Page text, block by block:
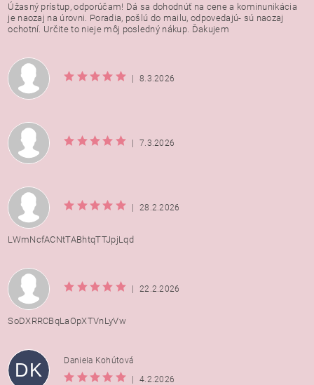
Úžasný prístup, odporúčam! Dá sa dohodnúť na cene a kominunikácia
je naozaj na úrovni. Poradia, pošlú do mailu, odpovedajú- sú naozaj
ochotní. Určite to nieje môj posledný nákup. Ďakujem
| 8.3.2026
| 7.3.2026
| 28.2.2026
LWmNcfACNtTABhtqTTJpjLqd
| 22.2.2026
SoDXRRCBqLaOpXTVnLyVw
DK
Daniela Kohútová
|
4.2.2026